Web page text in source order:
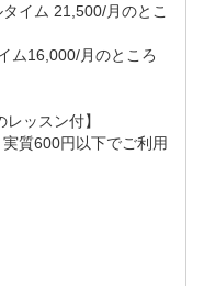
ております。
検討いただきます
案させていただき
次第、ご希望日時
」のご案内をさせ
イム 21,500/月のとこ
ム16,000/月のところ
ッスン付】
質600円以下でご利用